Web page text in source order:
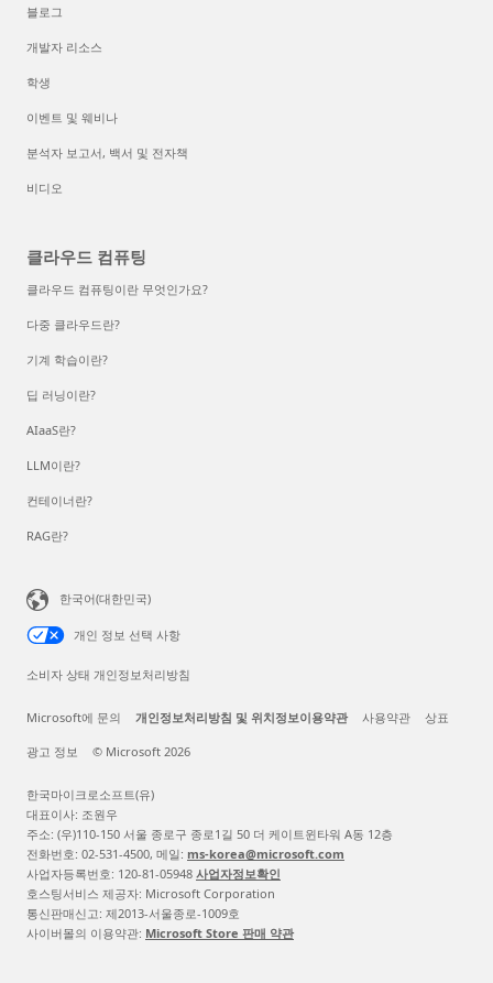
블로그
개발자 리소스
학생
이벤트 및 웨비나
분석자 보고서, 백서 및 전자책
비디오
클라우드 컴퓨팅
클라우드 컴퓨팅이란 무엇인가요?
다중 클라우드란?
기계 학습이란?
딥 러닝이란?
AIaaS란?
LLM이란?
컨테이너란?
RAG란?
한국어(대한민국)
개인 정보 선택 사항
소비자 상태 개인정보처리방침
Microsoft에 문의 개인정보처리방침 및 위치정보이용약관 사용약관 상표
광고 정보 © Microsoft 2026
한국마이크로소프트(유)
대표이사: 조원우
주소: (우)110-150 서울 종로구 종로1길 50 더 케이트윈타워 A동 12층
전화번호: 02-531-4500, 메일: ms-korea@microsoft.com
사업자등록번호: 120-81-05948 사업자정보확인
호스팅서비스 제공자: Microsoft Corporation
통신판매신고: 제2013-서울종로-1009호
사이버몰의 이용약관: Microsoft Store 판매 약관